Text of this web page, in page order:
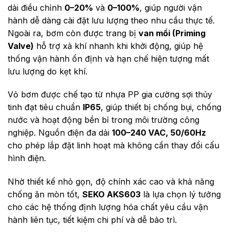
dải điều chỉnh 0–20% và 0–100%, giúp người vận
hành dễ dàng cài đặt lưu lượng theo nhu cầu thực tế.
Ngoài ra, bơm còn được trang bị van mồi (Priming
Valve) hỗ trợ xả khí nhanh khi khởi động, giúp hệ
thống vận hành ổn định và hạn chế hiện tượng mất
lưu lượng do kẹt khí.
Vỏ bơm được chế tạo từ nhựa PP gia cường sợi thủy
tinh đạt tiêu chuẩn IP65, giúp thiết bị chống bụi, chống
nước và hoạt động bền bỉ trong môi trường công
nghiệp. Nguồn điện đa dải 100–240 VAC, 50/60Hz
cho phép lắp đặt linh hoạt mà không cần thay đổi cấu
hình điện.
Nhờ thiết kế nhỏ gọn, độ chính xác cao và khả năng
chống ăn mòn tốt, SEKO AKS603 là lựa chọn lý tưởng
cho các hệ thống định lượng hóa chất yêu cầu vận
hành liên tục, tiết kiệm chi phí và dễ bảo trì.